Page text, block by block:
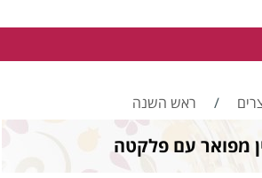
/ ראש השנה
מפואר עם פלקטה